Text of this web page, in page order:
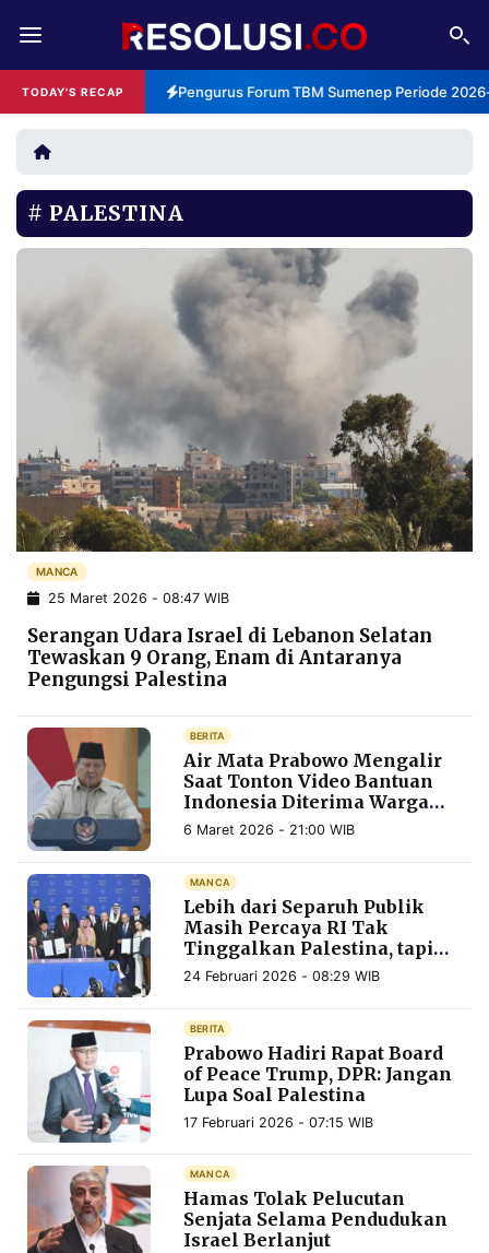
TODAY'S RECAP Pengurus Forum TBM Sumenep Periode
REDAKSI TENTANG
RESOLUSI IKLAN
RUBRIKASI
EDITORIAL AKSARA
PERSONA
NASIONAL
SPORT
INFORMASI
PRIVACY
POLICY
BERITA
WARGA
INFORMASI
IKLAN
KIRIM
PENGADUAN TERM
SERVICE
IKUTI
KAMI
©
PT.
RESOLUSI
MEDIA
Resolusi.co
2026
RESOLUSI
PRAMUDITA
PALESTINA
MANCA
25 Maret 2026 - 08:47 WIB
Serangan Udara Israel di Lebanon Selatan
Tewaskan 9 Orang, Enam di Antaranya
Pengungsi Palestina
BERITA
Air Mata Prabowo Mengalir
Saat Tonton Video Bantuan
Indonesia Diterima Warga
Palestina
6 Maret 2026 - 21:00 WIB
MANCA
Lebih dari Separuh Publik
Masih Percaya RI Tak
Tinggalkan Palestina, tapi
Iuran Rp 17 Triliun Jadi
24 Februari 2026 - 08:29 WIB
BERITA
Prabowo Hadiri Rapat Board
of Peace Trump, DPR: Jangan
Lupa Soal Palestina
17 Februari 2026 - 07:15 WIB
MANCA
Hamas Tolak Pelucutan
Senjata Selama Pendudukan
Israel Berlanjut